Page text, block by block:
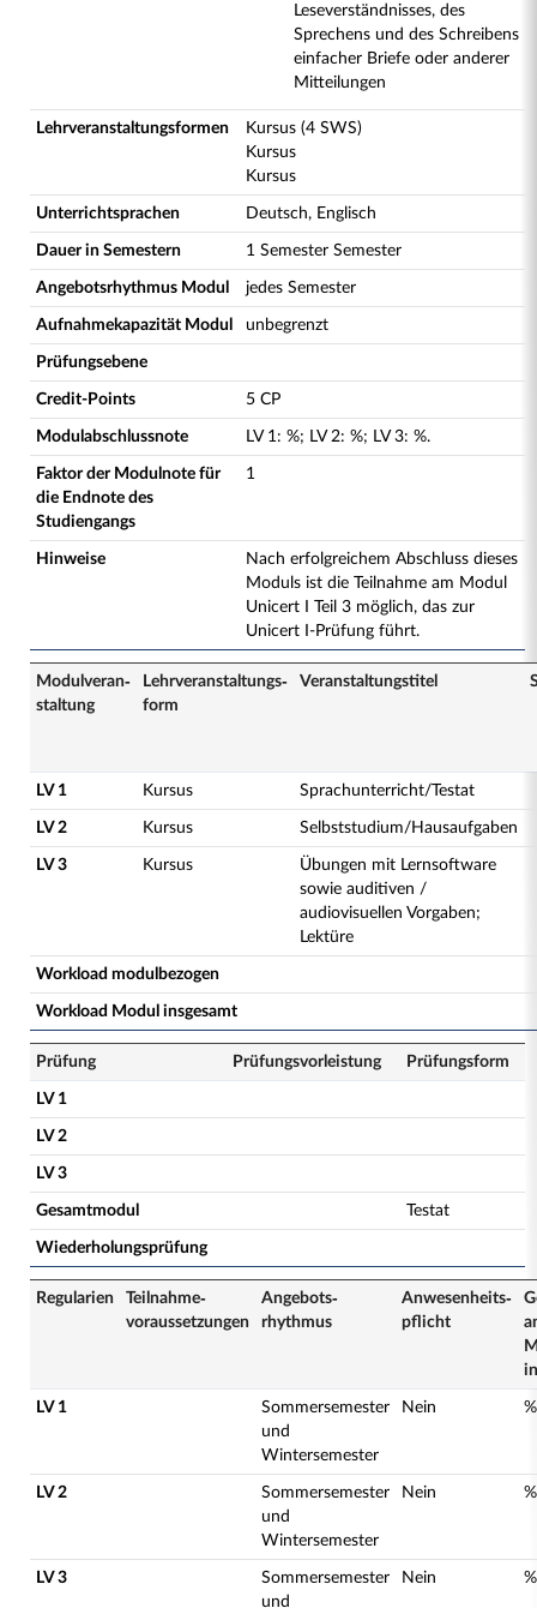
Leseverständnisses, des
Sprechens und des Schreibens
einfacher Briefe oder anderer
Mitteilungen
Lehrveranstaltungsformen
Kursus (4 SWS)
Kursus
Kursus
Unterrichtsprachen Deutsch, Englisch
Dauer in Semestern 1 Semester Semester
Angebotsrhythmus Modul jedes Semester
Aufnahmekapazität Modul unbegrenzt
Prüfungsebene
Credit-Points 5 CP
Modulabschlussnote LV 1: %; LV 2: %; LV 3: %.
Faktor der Modulnote für
die Endnote des
Studiengangs
1
Hinweise
Nach erfolgreichem Abschluss dieses
Moduls ist die Teilnahme am Modul
Unicert I Teil 3 möglich, das zur
Unicert I-Prüfung führt.
Modulveran­
staltung
Lehrveranstaltungs­
form
Veranstaltungs­titel
LV 1 Kursus Sprachunterricht/Testat
LV 2 Kursus Selbststudium/Hausaufgaben
LV 3 Kursus
Übungen mit Lernsoftware
sowie auditiven /
audiovisuellen Vorgaben;
Lektüre
Workload modulbezogen
Workload Modul insgesamt
Prüfung Prüfungsvorleistung Prüfungsform
LV 1
LV 2
LV 3
Gesamtmodul Testat
Wiederholungsprüfung
Regularien
Teilnahme­
voraussetzungen
Angebots­
rhythmus
Anwesenheits­
pflicht
LV 1
Sommersemester
und
Wintersemester
Nein %
LV 2
Sommersemester
und
Wintersemester
Nein %
LV 3
Sommersemester
und
Nein %